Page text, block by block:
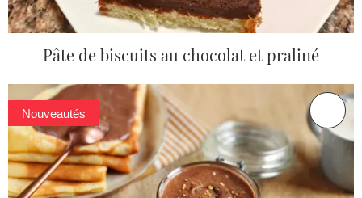
Pâte de biscuits au chocolat et praliné
Nouveautés